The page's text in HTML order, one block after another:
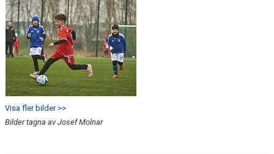
Visa fler bilder >>
Bilder tagna av Josef Molnar